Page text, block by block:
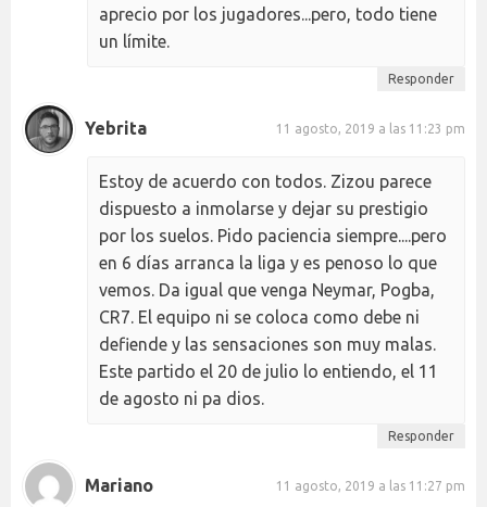
aprecio por los jugadores...pero, todo tiene
un límite.
Responder
Yebrita 11 agosto, 2019 a las 11:23 pm
Estoy de acuerdo con todos. Zizou parece
dispuesto a inmolarse y dejar su prestigio
por los suelos. Pido paciencia siempre....pero
en 6 días arranca la liga y es penoso lo que
vemos. Da igual que venga Neymar, Pogba,
CR7. El equipo ni se coloca como debe ni
defiende y las sensaciones son muy malas.
Este partido el 20 de julio lo entiendo, el 11
de agosto ni pa dios.
Responder
Mariano 11 agosto, 2019 a las 11:27 pm